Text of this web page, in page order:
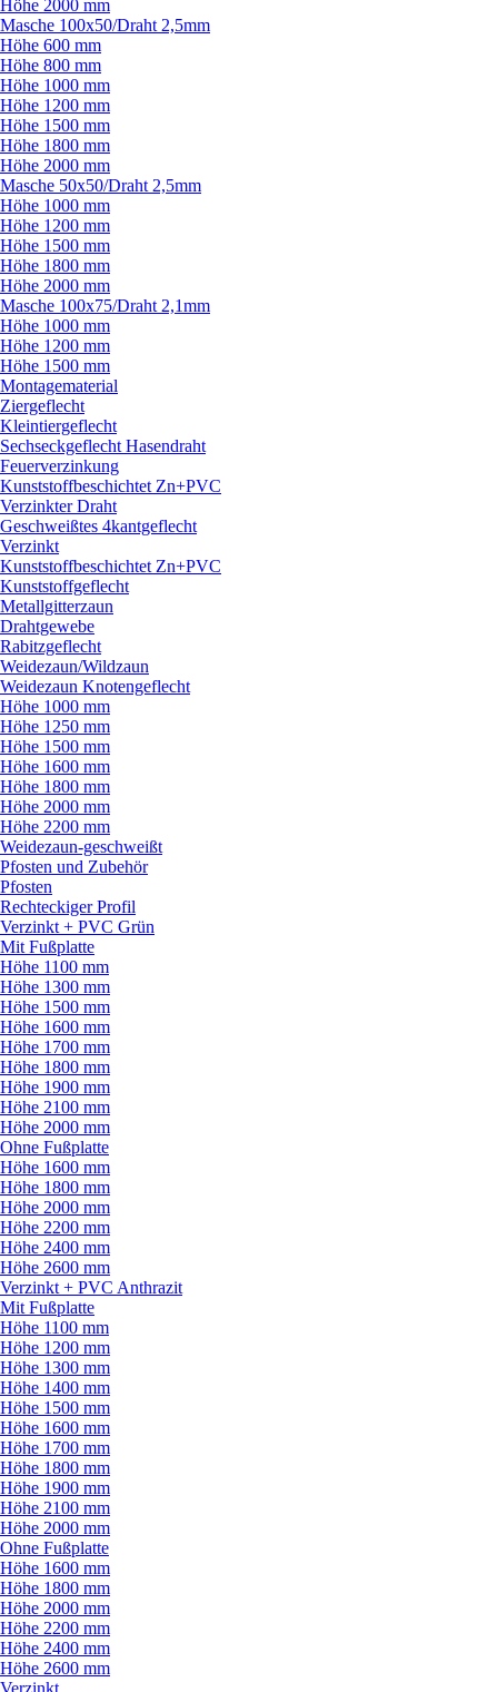
Höhe 2000 mm
Masche 100x50/Draht 2,5mm
Höhe 600 mm
Höhe 800 mm
Höhe 1000 mm
Höhe 1200 mm
Höhe 1500 mm
Höhe 1800 mm
Höhe 2000 mm
Masche 50x50/Draht 2,5mm
Höhe 1000 mm
Höhe 1200 mm
Höhe 1500 mm
Höhe 1800 mm
Höhe 2000 mm
Masche 100x75/Draht 2,1mm
Höhe 1000 mm
Höhe 1200 mm
Höhe 1500 mm
Montagematerial
Ziergeflecht
Kleintiergeflecht
Sechseckgeflecht Hasendraht
Feuerverzinkung
Kunststoffbeschichtet Zn+PVC
Verzinkter Draht
Geschweißtes 4kantgeflecht
Verzinkt
Kunststoffbeschichtet Zn+PVC
Kunststoffgeflecht
Metallgitterzaun
Drahtgewebe
Rabitzgeflecht
Weidezaun/Wildzaun
Weidezaun Knotengeflecht
Höhe 1000 mm
Höhe 1250 mm
Höhe 1500 mm
Höhe 1600 mm
Höhe 1800 mm
Höhe 2000 mm
Höhe 2200 mm
Weidezaun-geschweißt
Pfosten und Zubehör
Pfosten
Rechteckiger Profil
Verzinkt + PVC Grün
Mit Fußplatte
Höhe 1100 mm
Höhe 1300 mm
Höhe 1500 mm
Höhe 1600 mm
Höhe 1700 mm
Höhe 1800 mm
Höhe 1900 mm
Höhe 2100 mm
Höhe 2000 mm
Ohne Fußplatte
Höhe 1600 mm
Höhe 1800 mm
Höhe 2000 mm
Höhe 2200 mm
Höhe 2400 mm
Höhe 2600 mm
Verzinkt + PVC Anthrazit
Mit Fußplatte
Höhe 1100 mm
Höhe 1200 mm
Höhe 1300 mm
Höhe 1400 mm
Höhe 1500 mm
Höhe 1600 mm
Höhe 1700 mm
Höhe 1800 mm
Höhe 1900 mm
Höhe 2100 mm
Höhe 2000 mm
Ohne Fußplatte
Höhe 1600 mm
Höhe 1800 mm
Höhe 2000 mm
Höhe 2200 mm
Höhe 2400 mm
Höhe 2600 mm
Verzinkt